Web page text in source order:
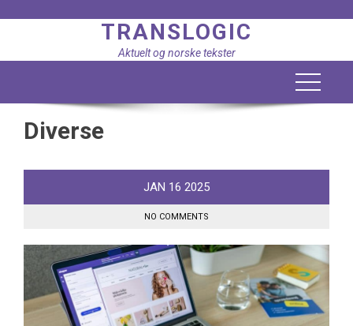
TRANSLOGIC
Aktuelt og norske tekster
Diverse
JAN 16 2025
NO COMMENTS